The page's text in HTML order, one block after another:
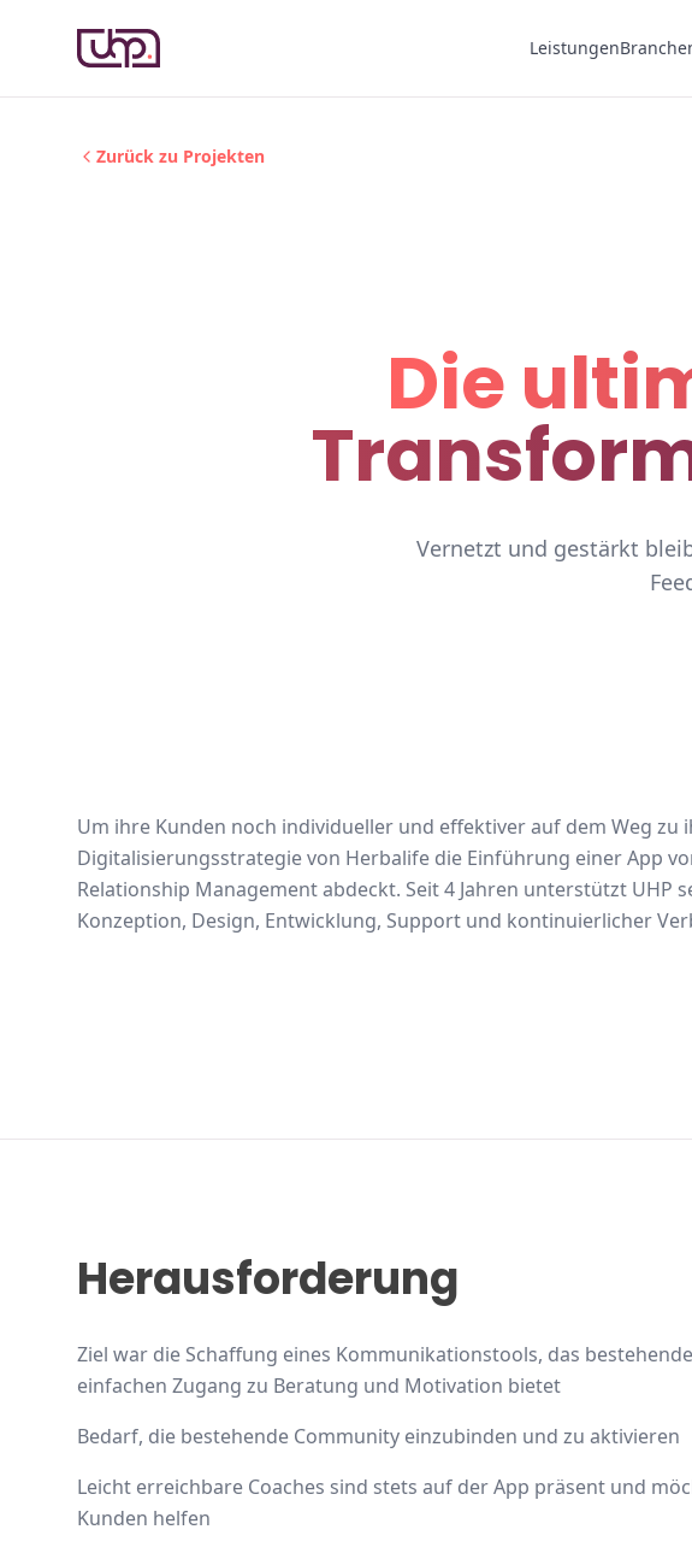
Leistungen
Zurück zu Projekten
Die
Vernetzt und gestärkt
Um ihre Kunden noch individueller und effektiver auf dem Weg zu
Digitalisierungsstrategie von Herbalife die Einführung einer App
Relationship Management abdeckt. Seit 4 Jahren unterstützt UHP
Konzeption, Design, Entwicklung, Support und kontinuierlicher
Herausforderung
Ziel war die Schaffung eines Kommunikationstools, das
einfachen Zugang zu Beratung und Motivation bietet
Bedarf, die bestehende Community einzubinden und zu aktivieren
Leicht erreichbare Coaches sind stets auf der App präsent und
Kunden helfen